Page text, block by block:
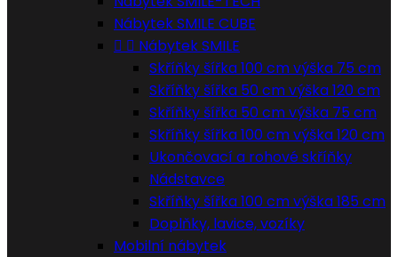
Nábytek SMILE CUBE
  Nábytek SMILE
Skříňky šířka 100 cm výška 75 cm
Skříňky šířka 50 cm výška 120 cm
Skříňky šířka 50 cm výška 75 cm
Skříňky šířka 100 cm výška 120 cm
Ukončovací a rohové skříňky
Nádstavce
Skříňky šířka 100 cm výška 185 cm
Doplňky, lavice, vozíky
Mobilní nábytek